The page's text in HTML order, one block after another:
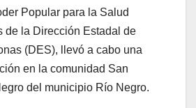
Popular para la Salud
de la Dirección Estadal de
(DES), llevó a cabo una
en la comunidad San
del municipio Río Negro.